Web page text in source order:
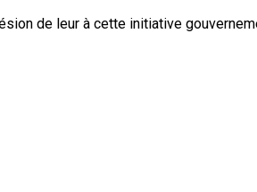
de leur à cette initiative